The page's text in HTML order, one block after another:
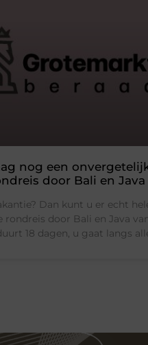
nog een
door Bali en Java
Dan kunt u er echt
rondreis door Bali en Java
18 dagen, u gaat langs